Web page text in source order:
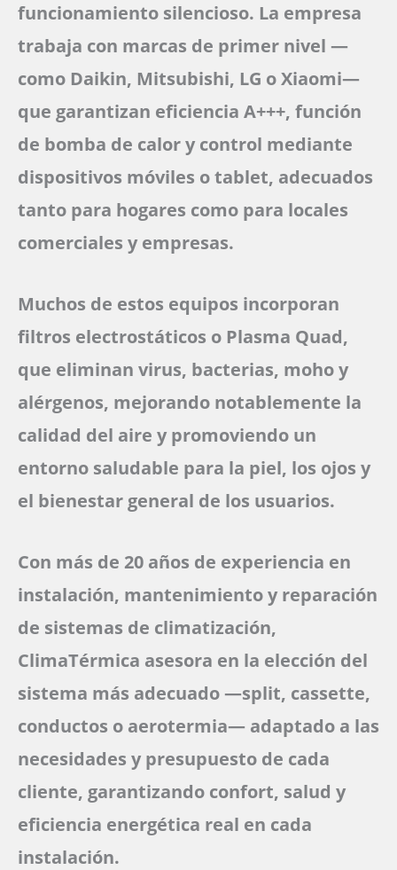
funcionamiento silencioso. La empresa
trabaja con marcas de primer nivel —
como Daikin, Mitsubishi, LG o Xiaomi—
que garantizan eficiencia A+++, función
de bomba de calor y control mediante
dispositivos móviles o tablet, adecuados
tanto para hogares como para locales
comerciales y empresas.
Muchos de estos equipos incorporan
filtros electrostáticos o Plasma Quad,
que eliminan virus, bacterias, moho y
alérgenos, mejorando notablemente la
calidad del aire y promoviendo un
entorno saludable para la piel, los ojos y
el bienestar general de los usuarios.
Con más de 20 años de experiencia en
instalación, mantenimiento y reparación
de sistemas de climatización,
ClimaTérmica asesora en la elección del
sistema más adecuado —split, cassette,
conductos o aerotermia— adaptado a las
necesidades y presupuesto de cada
cliente, garantizando confort, salud y
eficiencia energética real en cada
instalación.